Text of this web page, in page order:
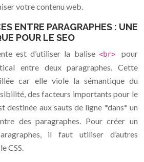
votre contenu web.
ENTRE PARAGRAPHES : UNE
POUR LE SEO
est d’utiliser la balise <br>pour
entre deux paragraphes. Cette
car elle viole la sémantique du
des facteurs importants pour le
destinée aux sauts de ligne *dans* un
des paragraphes. Pour créer un
il faut utiliser d’autres
CSS.